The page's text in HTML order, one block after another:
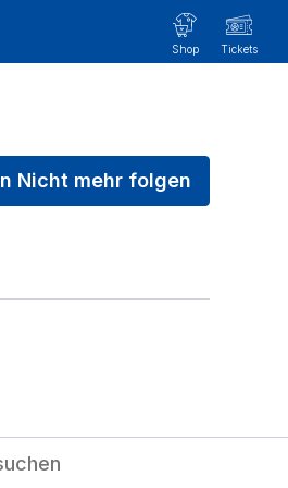
suchen
Nicht mehr folgen